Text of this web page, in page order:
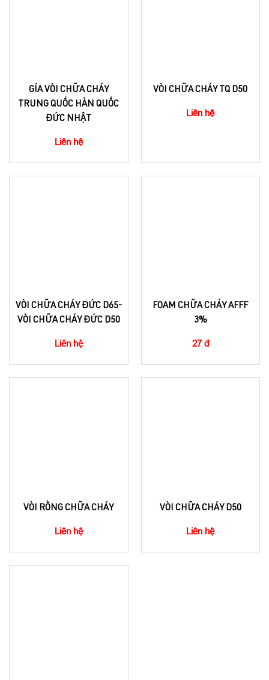
GÍA VÒI CHỮA CHÁY
TRUNG QUỐC HÀN QUỐC
ĐỨC NHẬT
Liên hệ
VÒI CHỮA CHÁY TQ D50
Liên hệ
VÒI CHỮA CHÁY ĐỨC D65-
VÒI CHỮA CHÁY ĐỨC D50
Liên hệ
FOAM CHỮA CHÁY AFFF
3%
27 đ
VÒI RỒNG CHỮA CHÁY
Liên hệ
VÒI CHỮA CHÁY D50
Liên hệ